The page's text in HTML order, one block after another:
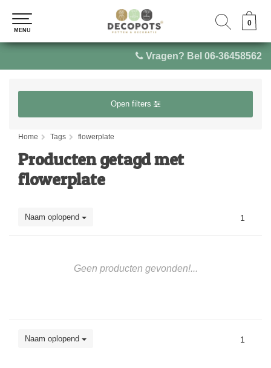
Vragen? Bel 06-36458562
0
MENU
0
MENU
Open filters
Home Tags flowerplate
Producten getagd met
flowerplate
Naam oplopend 1
Geen producten gevonden!...
Naam oplopend 1